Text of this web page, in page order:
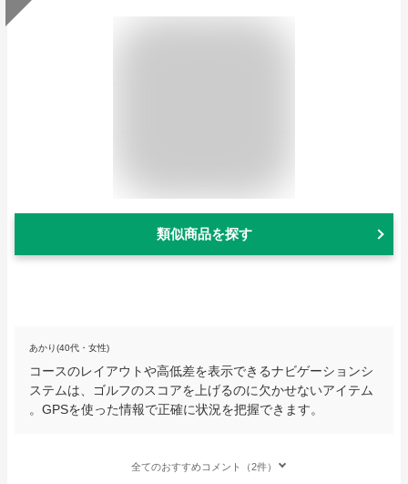
類似商品を探す
あかり(40代・女性)
コースのレイアウトや高低差を表示できるナビゲーションシ
ステムは、ゴルフのスコアを上げるのに欠かせないアイテム
。GPSを使った情報で正確に状況を把握できます。
全てのおすすめコメント（2件）